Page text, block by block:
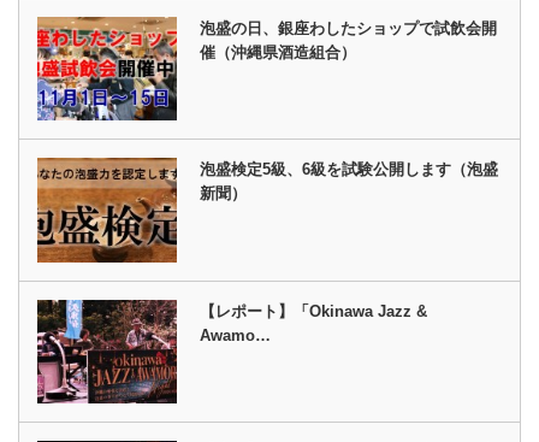
泡盛の日、銀座わしたショップで試飲会開
催（沖縄県酒造組合）
泡盛検定5級、6級を試験公開します（泡盛
新聞）
【レポート】「Okinawa Jazz &
Awamo…